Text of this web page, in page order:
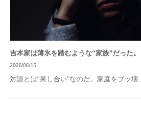
吉本家は薄氷を踏むような“家族”だった。
2026/06/15
対談とは“果し合い”なのだ。家庭をブッ壊...